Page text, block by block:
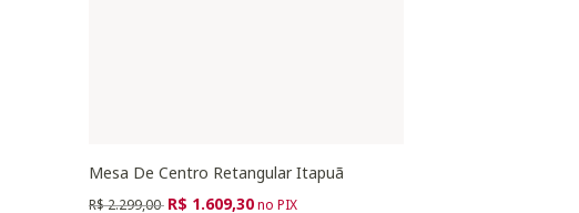
Mesa De Centro Retangular Itapuã
Preço reduzido de
R$ 2.299,00 para
R$ 1.609,30no PIX